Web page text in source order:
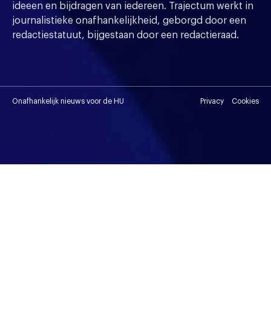
ideeen en bijdragen van iedereen. Trajectum werkt in
journalistieke onafhankelijkheid, geborgd door een
redactiestatuut, bijgestaan door een redactieraad.
Onafhankelijk nieuws voor de HU Privacy Cookies